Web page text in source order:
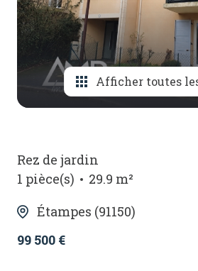
Afficher toutes
Rez de jardin
1 pièce(s)
29.9 m²
Étampes (91150)
99 500 €